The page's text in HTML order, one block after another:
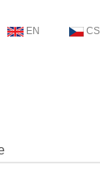
EN CS